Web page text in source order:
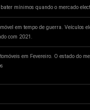
bater mínimos quando o mercado
em tempo de guerra. Veículos
com 2021.
em Fevereiro. O estado do